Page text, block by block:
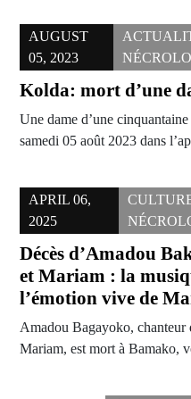
AUGUST
05, 2023
Kolda: mort d’une
Une dame d’une
samedi 05 août 2023 dans
APRIL 06,
2025
Décès d’Amadou
et Mariam : la
l’émotion vive de
Amadou Bagayoko, chanteur
Mariam, est mort à Bamako,